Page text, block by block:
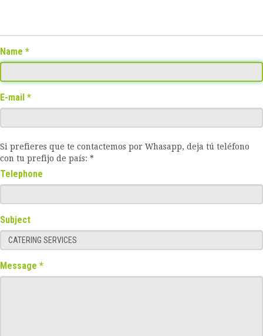
Name
E-mail
Si prefieres que te contactemos por Whasapp, deja tú teléfono
con tu prefijo de país: *
Telephone
Subject
Message